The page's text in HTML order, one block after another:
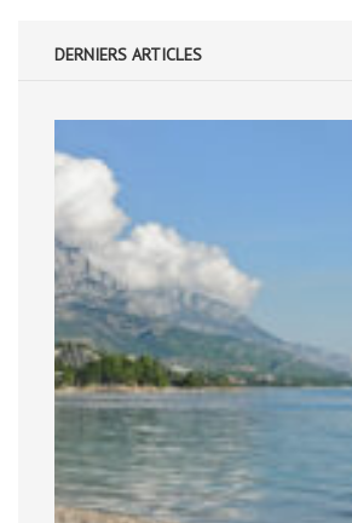
DERNIERS ARTICLES